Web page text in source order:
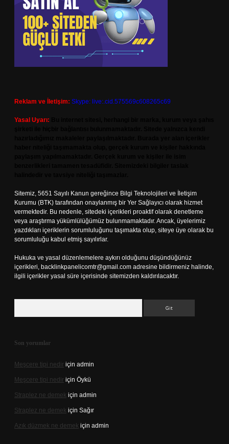
Reklam ve İletişim: Skype: live:.cid.575569c608265c69
Yasal Uyarı:
Sitemiz, 5651 Sayılı Kanun gereğince Bilgi Teknolojileri ve İletişim
Kurumu (BTK) tarafından onaylanmış bir Yer Sağlayıcı olarak hizmet
vermektedir. Bu nedenle, sitedeki içerikleri proaktif olarak denetleme
veya araştırma yükümlülüğümüz bulunmamaktadır. Ancak, üyelerimiz
yazdıkları içeriklerin sorumluluğunu taşımakta olup, siteye üye olarak bu
sorumluluğu kabul etmiş sayılırlar.
Hukuka ve yasal düzenlemelere aykırı olduğunu düşündüğünüz
içerikleri, backlinkpanelicomtr@gmail.com adresine bildirmeniz halinde,
ilgili içerikler yasal süre içerisinde sitemizden kaldırılacaktır.
Son yorumlar
Meşcere tipi nedir için admin
Meşcere tipi nedir için Öykü
Straplez ne demek için admin
Straplez ne demek için Sağır
Azık düzmek ne demek için admin